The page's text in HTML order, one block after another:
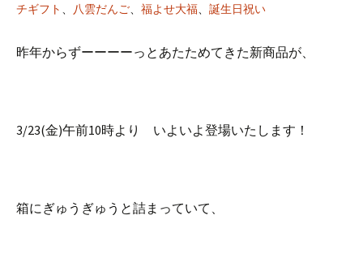
チギフト
八雲だんご 福よせ大福 誕生日祝い
昨年からずーーーーっとあたためてきた新商品が、
3/23(金)午前10時より いよいよ登場いたします！
箱にぎゅうぎゅうと詰まっていて、